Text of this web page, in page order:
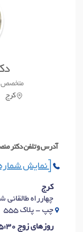
متخصص
کرج
آدرس و تلفن دکتر
026-3**** [نمایش شماره]
کرج
چهارراه
چپ - پلاک 555
روزهای زوج 15:30 تا 19